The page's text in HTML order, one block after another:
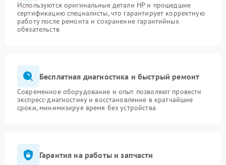
Используются оригинальные детали HP и прошедшие
сертификацию специалисты, что гарантирует корректную
работу после ремонта и сохранение гарантийных
обязательств
Бесплатная диагностика и быстрый ремонт
Современное оборудование и опыт позволяют провести
экспресс-диагностику и восстановление в кратчайшие
сроки, минимизируя время без устройства
Гарантия на работы и запчасти